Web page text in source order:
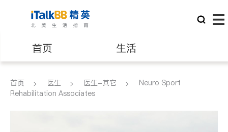
首页 生活
医生 律师
首页 医生 医生-其它
Neuro Sport
Rehabilitation Associates